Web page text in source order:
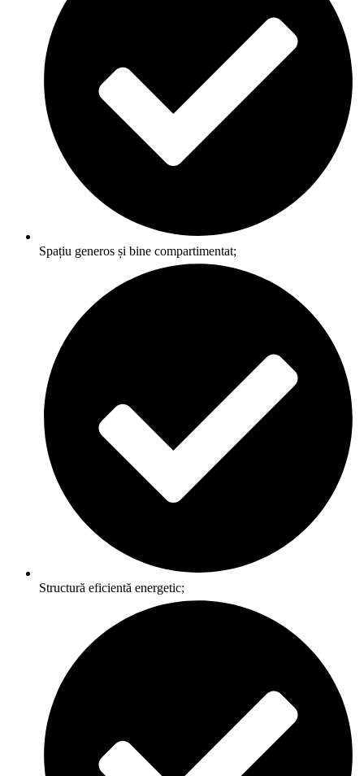
Spațiu generos și bine compartimentat;
Structură eficientă energetic;